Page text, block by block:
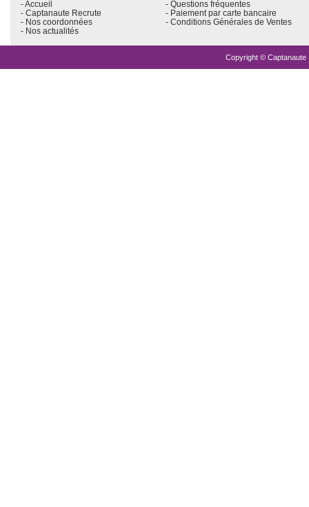
- Accueil
- Captanaute Recrute
- Nos coordonnées
- Nos actualités
- Questions fréquentes
- Paiement par carte bancaire
- Conditions Générales de Ventes
Copyright ©